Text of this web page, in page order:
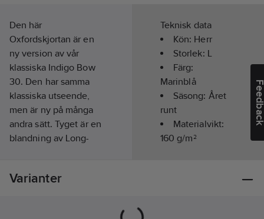
Den här
Oxfordskjortan är en
ny version av vår
klassiska Indigo Bow
30. Den har samma
klassiska utseende,
men är ny på många
andra sätt. Tyget är en
blandning av Long-
Materialblandningen
Teknisk data
Kön: Herr
Storlek: L
Färg:
Marinblå
Säsong: Året
runt
Materialvikt:
160 g/m²
Varianter